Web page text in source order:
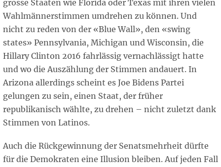
grosse Staaten wie Florida oder Texas mit ihren vielen
Wahlmännerstimmen umdrehen zu können. Und
nicht zu reden von der «Blue Wall», den «swing
states» Pennsylvania, Michigan und Wisconsin, die
Hillary Clinton 2016 fahrlässig vernachlässigt hatte
und wo die Auszählung der Stimmen andauert. In
Arizona allerdings scheint es Joe Bidens Partei
gelungen zu sein, einen Staat, der früher
republikanisch wählte, zu drehen – nicht zuletzt dank
Stimmen von Latinos.
Auch die Rückgewinnung der Senatsmehrheit dürfte
für die Demokraten eine Illusion bleiben. Auf jeden Fall